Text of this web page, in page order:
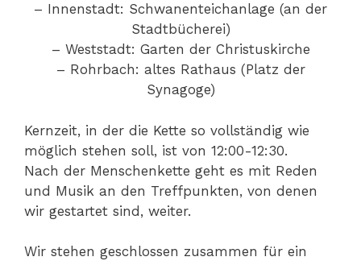
– Innenstadt: Schwanenteichanlage (an der
Stadtbücherei)
– Weststadt: Garten der Christuskirche
– Rohrbach: altes Rathaus (Platz der
Synagoge)
Kernzeit, in der die Kette so vollständig wie
möglich stehen soll, ist von 12:00-12:30.
Nach der Menschenkette geht es mit Reden
und Musik an den Treffpunkten, von denen
wir gestartet sind, weiter.
Wir stehen geschlossen zusammen für ein